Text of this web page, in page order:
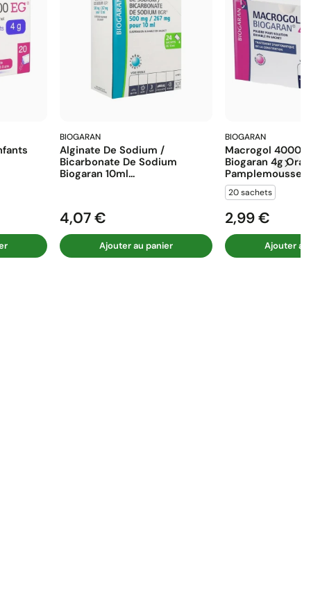
BIOGARAN
Alginate De Sodium /
Bicarbonate De Sodium
Biogaran 10ml...
Prix
4,07 €
Ajouter au panier
BIOGARAN
Macrogol 4000
Biogaran 4g
Pamplemousse...
20 sachets
Prix
2,99 €
Ajouter au